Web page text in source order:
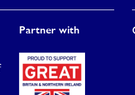
Partner with